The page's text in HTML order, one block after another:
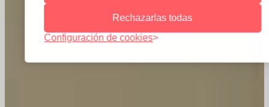
Rechazarlas todas
Configuración de cookies